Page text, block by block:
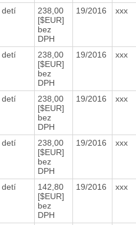
detí
238,00
[$EUR]
bez
DPH
19/2016 xxx
detí
238,00
[$EUR]
bez
DPH
19/2016 xxx
detí
238,00
[$EUR]
bez
DPH
19/2016 xxx
detí
238,00
[$EUR]
bez
DPH
19/2016 xxx
detí
142,80
[$EUR]
bez
DPH
19/2016 xxx